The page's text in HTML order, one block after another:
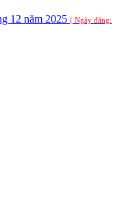
12 năm 2025 ( Ngày đăng: